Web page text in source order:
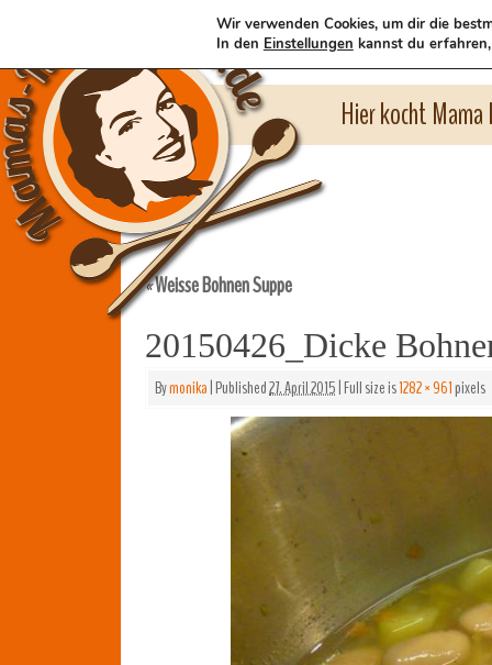
Hier kocht
«Weisse Bohnen Suppe
20150426_Dicke
Bymonika|Published27. April 2015|Full size is1282 × 961pixels
Wir verwenden Cookies, um dir die
In den Einstellungen kannst du